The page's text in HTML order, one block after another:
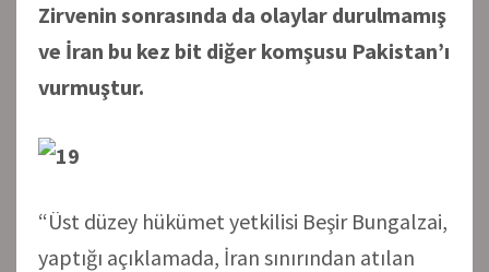
Zirvenin sonrasında da olaylar durulmamış
ve İran bu kez bit diğer komşusu Pakistan’ı
vurmuştur.
“Üst düzey hükümet yetkilisi Beşir Bungalzai,
yaptığı açıklamada, İran sınırından atılan